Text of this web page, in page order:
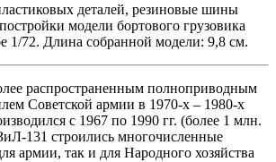
деталей, резиновые шины
модели бортового грузовика
1/72. Длина собранной модели: 9,8 см.
распространенным полноприводным
Советской армии в 1970-х – 1980-х
с 1967 по 1990 гг. (более 1 млн.
131 строились многочисленные
армии, так и для Народного хозяйства